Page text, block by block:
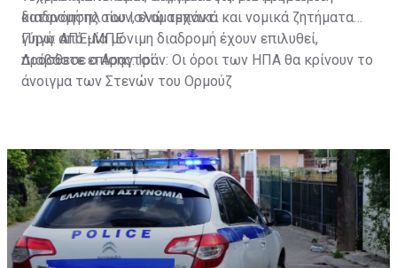
κατανόησης του Ισλαμαμπάντ.
διαδρομή πλοίων, ενώ τεχνικά και νομικά ζητήματα
γύρω από μία μόνιμη διαδρομή έχουν επιλυθεί,
πρόσθεσε ο Αραγτσί.
Πηγή: ΑΠΕ-ΜΠΕ
Διαβάστε επίσης:Ιράν: Οι όροι των ΗΠΑ θα κρίνουν το
άνοιγμα των Στενών του Ορμούζ